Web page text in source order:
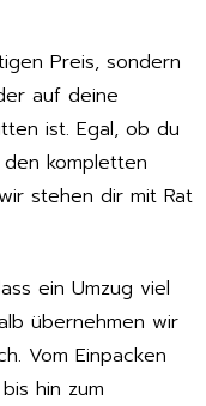
Preis, sondern
auf deine
ist. Egal, ob du
kompletten
stehen dir mit Rat
ein Umzug viel
übernehmen wir
Vom Einpacken
hin zum